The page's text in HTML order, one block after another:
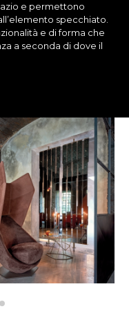
e permettono
specchiato.
e di forma che
a seconda di dove il